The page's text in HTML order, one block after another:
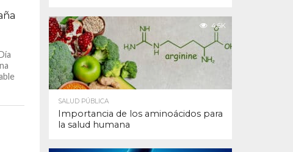
4.6K
SALUD PÚBLICA
Importancia de los aminoácidos para
la salud humana